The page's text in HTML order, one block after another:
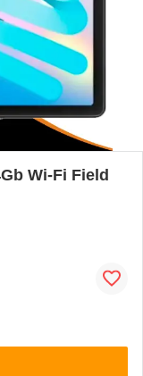
Wi-Fi Field